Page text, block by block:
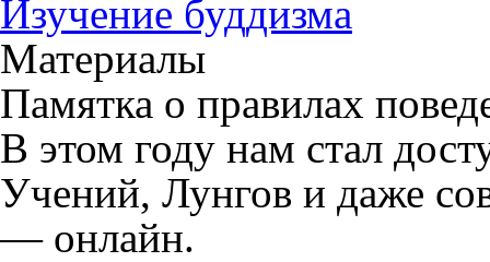
Изучение буддизма
Материалы
Памятка о правилах
В этом году нам стал
Учений, Лунгов и даже
— онлайн.